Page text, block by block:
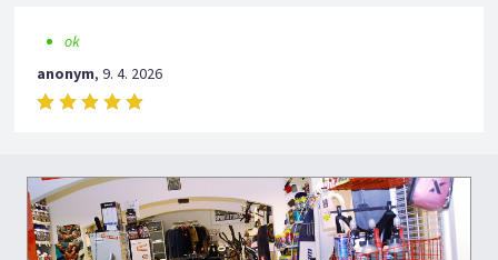
ok
anonym,9. 4. 2026